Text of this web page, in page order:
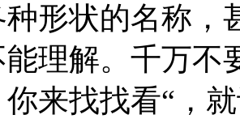
种形状的名称，
理解。千万不
来找找看“，